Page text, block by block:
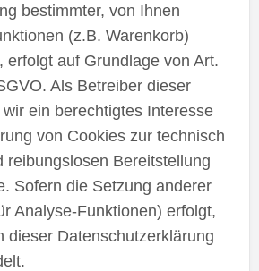
bestimmter, von Ihnen
(z.B. Warenkorb)
erfolgt auf Grundlage von Art.
Als Betreiber dieser
ein berechtigtes Interesse
von Cookies zur technisch
reibungslosen Bereitstellung
Sofern die Setzung anderer
Analyse-Funktionen) erfolgt,
dieser Datenschutzerklärung